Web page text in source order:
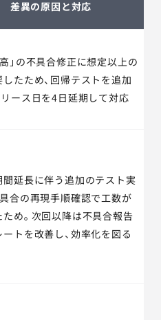
差異の原因と対応
」の不具合修正に想定以上の
たため、回帰テストを追加
リース日を4日延期して対応
間延長に伴う追加のテスト実
合の再現手順確認で工数が
め。次回以降は不具合報告
トを改善し、効率化を図る